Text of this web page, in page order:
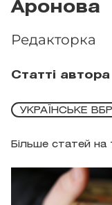
Аронова
Редакторка
Статті автора
Більше статей на
УКРАЇНСЬКЕ